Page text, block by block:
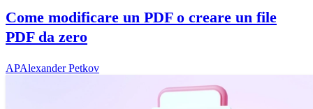
Come modificare un PDF o creare un file
PDF da zero
APAlexander Petkov